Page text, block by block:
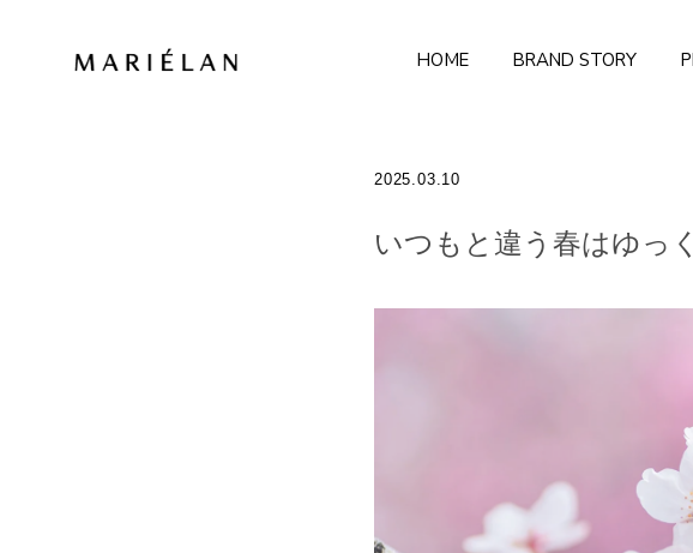
HOME BRAND STORY
2025.03.10
いつもと違う春はゆっ